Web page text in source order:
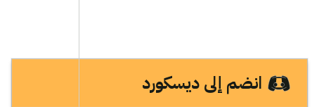
انضم إلى ديسكورد